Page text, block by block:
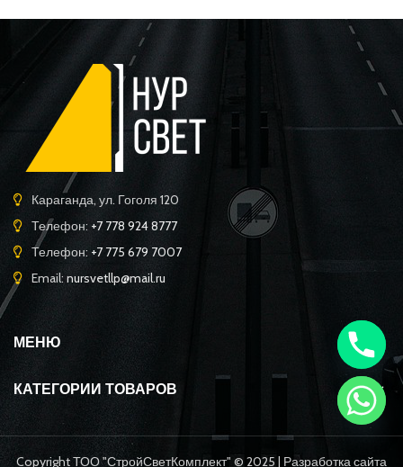
Караганда, ул. Гоголя 120
Телефон: +7 778 924 8777
Телефон: +7 775 679 7007
Email: nursvetllp@mail.ru
МЕНЮ
КАТЕГОРИИ ТОВАРОВ
Copyright ТОО "СтройСветКомплект" © 2025 | Разработка сайта